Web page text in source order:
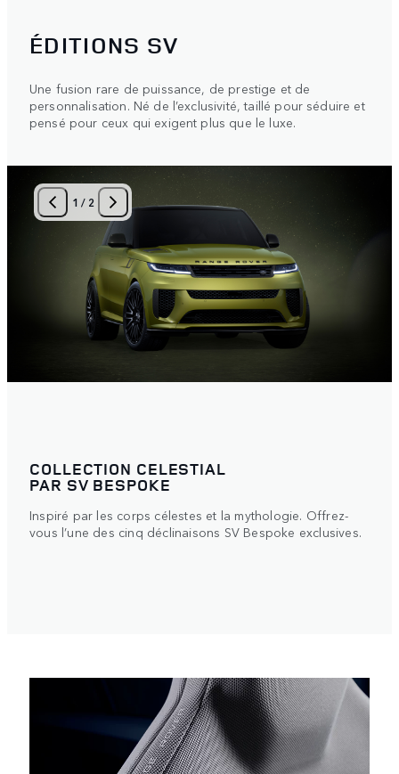
ÉDITIONS SV
Une fusion rare de puissance, de prestige et de
personnalisation. Né de l’exclusivité, taillé pour séduire et
pensé pour ceux qui exigent plus que le luxe.
COLLECTION CELESTIAL
PAR SV BESPOKE
Inspiré par les corps célestes et la mythologie. Offrez-
vous l’une des cinq déclinaisons SV Bespoke exclusives.
1 / 2